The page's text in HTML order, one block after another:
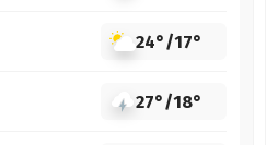
24°/17°
27°/18°